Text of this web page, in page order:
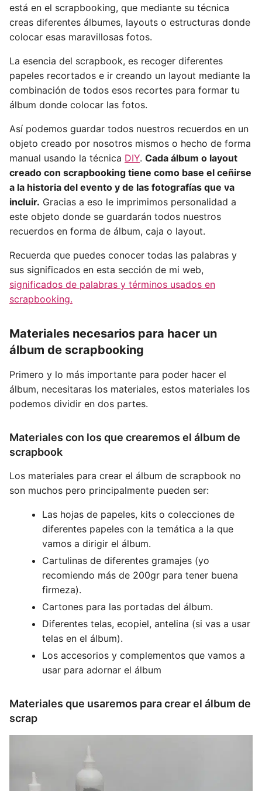
está en el scrapbooking, que mediante su técnica
creas diferentes álbumes, layouts o estructuras donde
colocar esas maravillosas fotos.
La esencia del scrapbook, es recoger diferentes
papeles recortados e ir creando un layout mediante la
combinación de todos esos recortes para formar tu
álbum donde colocar las fotos.
Así podemos guardar todos nuestros recuerdos en un
objeto creado por nosotros mismos o hecho de forma
manual usando la técnica DIY. Cada álbum o layout
creado con scrapbooking tiene como base el ceñirse
a la historia del evento y de las fotografías que va
incluir. Gracias a eso le imprimimos personalidad a
este objeto donde se guardarán todos nuestros
recuerdos en forma de álbum, caja o layout.
Recuerda que puedes conocer todas las palabras y
sus significados en esta sección de mi web,
significados de palabras y términos usados en
scrapbooking.
Materiales necesarios para hacer un
álbum de scrapbooking
Primero y lo más importante para poder hacer el
álbum, necesitaras los materiales, estos materiales los
podemos dividir en dos partes.
Materiales con los que crearemos el álbum de
scrapbook
Los materiales para crear el álbum de scrapbook no
son muchos pero principalmente pueden ser:
Las hojas de papeles, kits o colecciones de
diferentes papeles con la temática a la que
vamos a dirigir el álbum.
Cartulinas de diferentes gramajes (yo
recomiendo más de 200gr para tener buena
firmeza).
Cartones para las portadas del álbum.
Diferentes telas, ecopiel, antelina (si vas a usar
telas en el álbum).
Los accesorios y complementos que vamos a
usar para adornar el álbum
Materiales que usaremos para crear el álbum de
scrap